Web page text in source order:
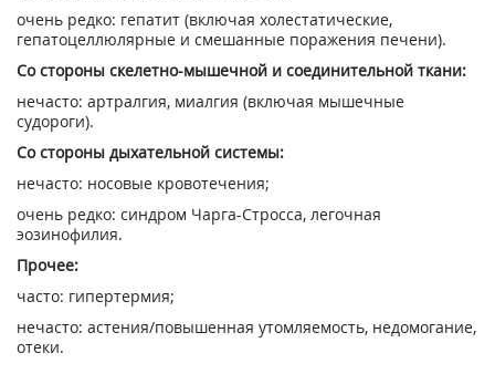
очень редко: гепатит (включая холестатические,
гепатоцеллюлярные и смешанные поражения печени).
Со стороны скелетно-мышечной и соединительной ткани:
нечасто: артралгия, миалгия (включая мышечные
судороги).
Со стороны дыхательной системы:
нечасто: носовые кровотечения;
очень редко: синдром Чарга-Стросса, легочная
эозинофилия.
Прочее:
часто: гипертермия;
нечасто: астения/повышенная утомляемость, недомогание,
отеки.